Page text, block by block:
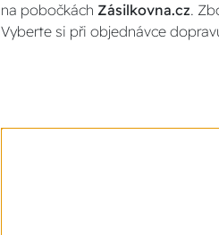
na pobočkách Zásilkovna.cz.
Vyberte si při objednávce